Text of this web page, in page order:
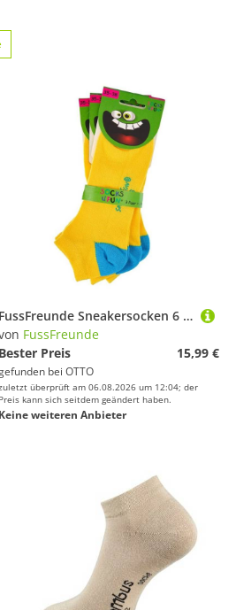
FussFreunde Sneakersocken 6 Paar Kinder Sneaker Socken, GUTE LAUNE FARBEN für Mädchen & Jungen (6 Paar) handgekettelte Naht, leuchtend-kräftige Farben
FussFreunde
Bester Preis
15,99 €
bei OTTO
überprüft am 06.08.2026 um 12:04; der
Preis kann sich seitdem geändert haben.
Keine weiteren Anbieter